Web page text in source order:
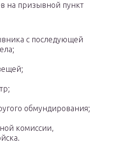
на призывной пункт
с последующей
обмундирования;
комиссии,